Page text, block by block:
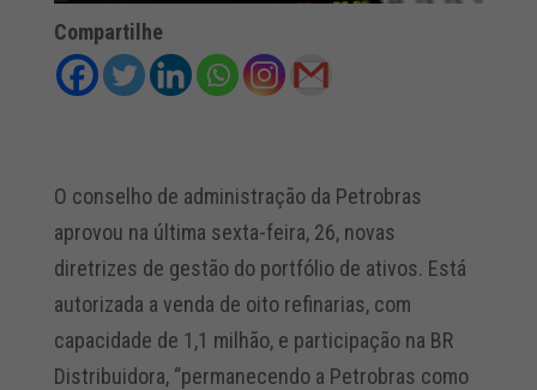
Compartilhe
O conselho de administração da Petrobras
aprovou na última sexta-feira, 26, novas
diretrizes de gestão do portfólio de ativos. Está
autorizada a venda de oito refinarias, com
capacidade de 1,1 milhão, e participação na BR
Distribuidora, “permanecendo a Petrobras como